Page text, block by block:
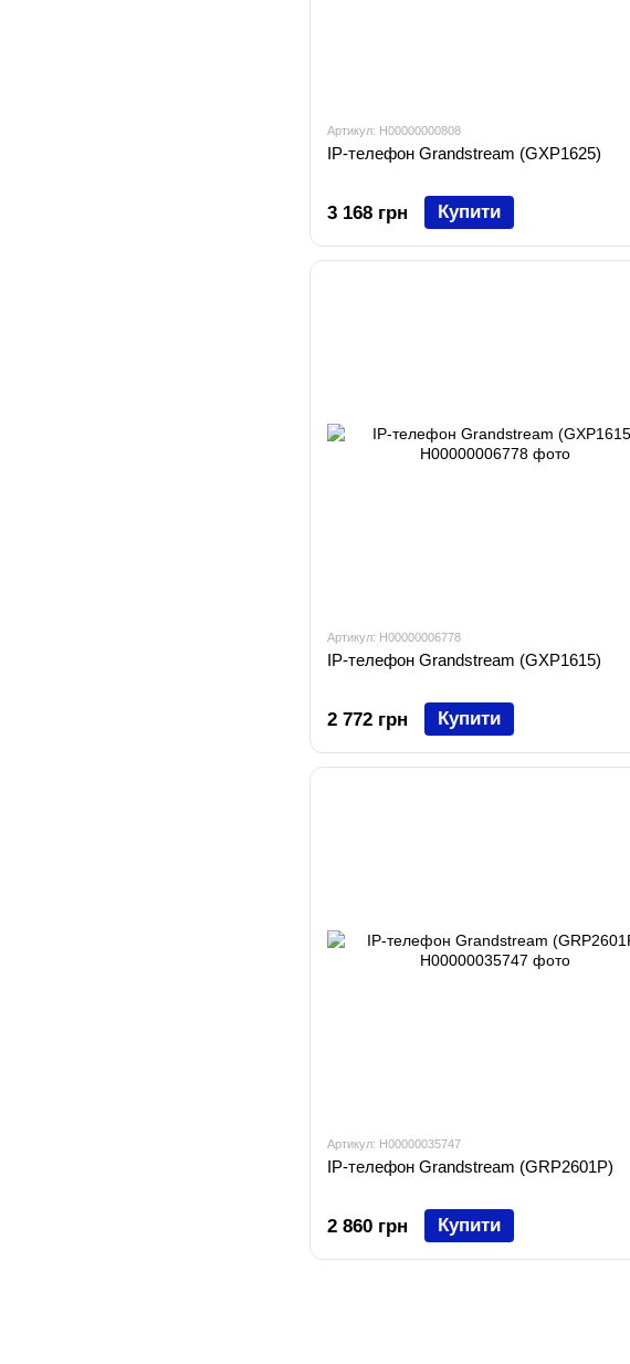
Артикул: H00000000808
IP-телефон Grandstream (GXP1625)
3 168 грн Купити
Артикул: H00000006778
IP-телефон Grandstream (GXP1615)
2 772 грн Купити
Артикул: H00000035747
IP-телефон Grandstream (GRP2601P)
2 860 грн Купити